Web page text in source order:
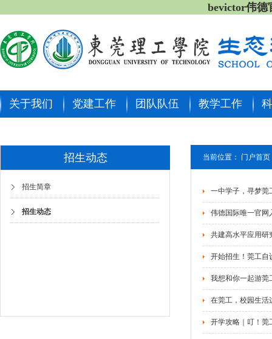
bevictor伟德
关于我们 党建工作 团队队伍 教学工作
招生动态
招生简章
招生动态
当前位置： 门户首页
一中学子，寻梦莞
伟德国际唯一官网
共建高水平应用研
开始招生！莞工自
我想和你一起游莞
在莞工，校园生
开学攻略｜叮！莞